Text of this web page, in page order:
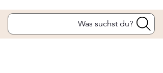
Was suchst du?